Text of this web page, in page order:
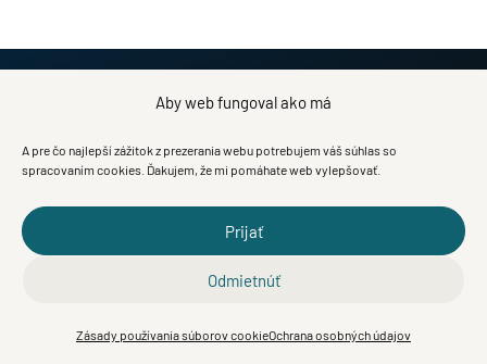
Aby web fungoval ako má
A pre čo najlepší zážitok z prezerania webu potrebujem váš súhlas so
spracovaním cookies. Ďakujem, že mi pomáhate web vylepšovať.
Prijať
Odmietnúť
Zásady používania súborov cookieOchrana osobných údajov